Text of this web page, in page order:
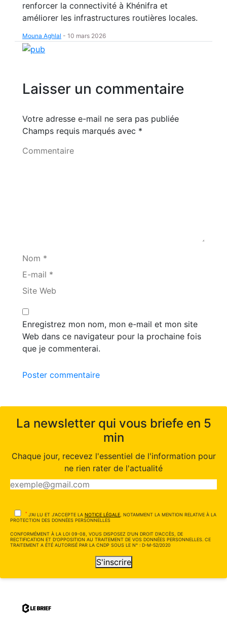
renforcer la connectivité à Khénifra et
améliorer les infrastructures routières locales.
Mouna Aghlal - 10 mars 2026
Laisser un commentaire
Votre adresse e-mail ne sera pas publiée
Champs requis marqués avec *
Commentaire
Nom *
E-mail *
Site Web
Enregistrez mon nom, mon e-mail et mon site
Web dans ce navigateur pour la prochaine fois
que je commenterai.
Poster commentaire
La newsletter qui vous briefe en 5
min
Chaque jour, recevez l'essentiel de l'information pour
ne rien rater de l'actualité
* J'AI LU ET J'ACCEPTE LA NOTICE LÉGALE , NOTAMMENT LA MENTION RELATIVE À LA
PROTECTION DES DONNÉES PERSONNELLES
CONFORMÉMENT À LA LOI 09-08, VOUS DISPOSEZ D'UN DROIT D'ACCÈS, DE
RECTIFICATION ET D'OPPOSITION AU TRAITEMENT DE VOS DONNÉES PERSONNELLES. CE
TRAITEMENT A ÉTÉ AUTORISÉ PAR LA CNDP SOUS LE N° : D-M-52/2020
S'inscrire